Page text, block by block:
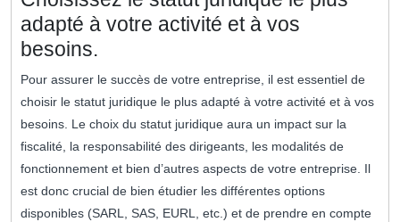
adapté à votre activité et à vos
besoins.
Pour assurer le succès de votre entreprise, il est essentiel de
choisir le statut juridique le plus adapté à votre activité et à vos
besoins. Le choix du statut juridique aura un impact sur la
fiscalité, la responsabilité des dirigeants, les modalités de
fonctionnement et bien d’autres aspects de votre entreprise. Il
est donc crucial de bien étudier les différentes options
disponibles (SARL, SAS, EURL, etc.) et de prendre en compte